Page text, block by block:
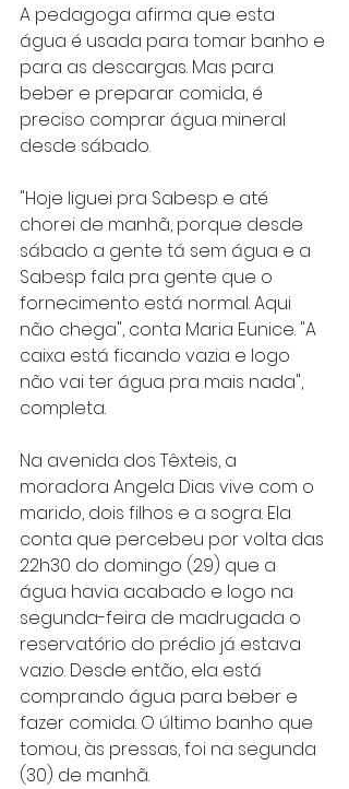
A pedagoga afirma que esta
água é usada para tomar banho e
para as descargas. Mas para
beber e preparar comida, é
preciso comprar água mineral
desde sábado.
"Hoje liguei pra Sabesp e até
chorei de manhã, porque desde
sábado a gente tá sem água e a
Sabesp fala pra gente que o
fornecimento está normal. Aqui
não chega", conta Maria Eunice. "A
caixa está ficando vazia e logo
não vai ter água pra mais nada",
completa.
Na avenida dos Têxteis, a
moradora Angela Dias vive com o
marido, dois filhos e a sogra. Ela
conta que percebeu por volta das
22h30 do domingo (29) que a
água havia acabado e logo na
segunda-feira de madrugada o
reservatório do prédio já estava
vazio. Desde então, ela está
comprando água para beber e
fazer comida. O último banho que
tomou, às pressas, foi na segunda
(30) de manhã.